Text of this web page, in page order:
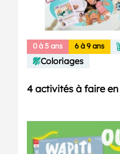
0 à 5 ans 6 à 9 ans
Coloriages
4 activités à faire